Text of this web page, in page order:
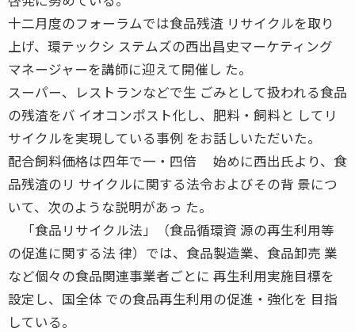
十二月度のフォーラムでは食品残渣 リサイクルを取り
上げ、環テックシ ステムズの西出昌史マーケティング
マネージャーを講師に迎えて開催し た。
スーパー、レストランなどで生 ごみとして扱われる食品
の残渣をバ イオコンポスト化し、肥料・飼料と してリ
サイクルを実現している事例 をお話しいただいた。
配合飼料価格は四年で一・四倍 始めに西出氏より、食
品残渣のリ サイクルに関する法令およびその背 景につ
いて、次のような説明があっ た。
「食品リサイクル法」（食品循環資 源の再生利用等
の促進に関する法 律）では、食品製造業、食品卸売 業
など個々の食品関連事業者ごとに 再生利用実施目標を
設定し、国全体 での食品再生利用の促進・強化を 目指
している。